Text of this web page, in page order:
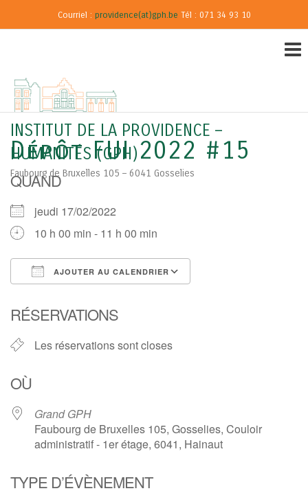
Courriel : providence(at)gph.be Tél : 071 34 93 10
INSTITUT DE LA PROVIDENCE –
HUMANITÉS (GPH)
Faubourg de Bruxelles 105 – 6041 Gosselies
Dépôt FUI 2022 #15
QUAND
jeudi 17/02/2022
10 h 00 min - 11 h 00 min
AJOUTER AU CALENDRIER
RÉSERVATIONS
Les réservations sont closes
OÙ
Grand GPH
Faubourg de Bruxelles 105, Gosselies, Couloir
administratif - 1er étage, 6041, Hainaut
TYPE D’ÉVÈNEMENT